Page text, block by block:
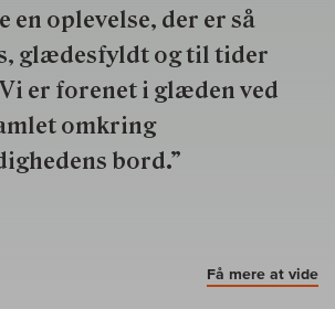
en oplevelse, der er så
glædesfyldt og til tider
er forenet i glæden ved
omkring
bord.”
Få mere at vide